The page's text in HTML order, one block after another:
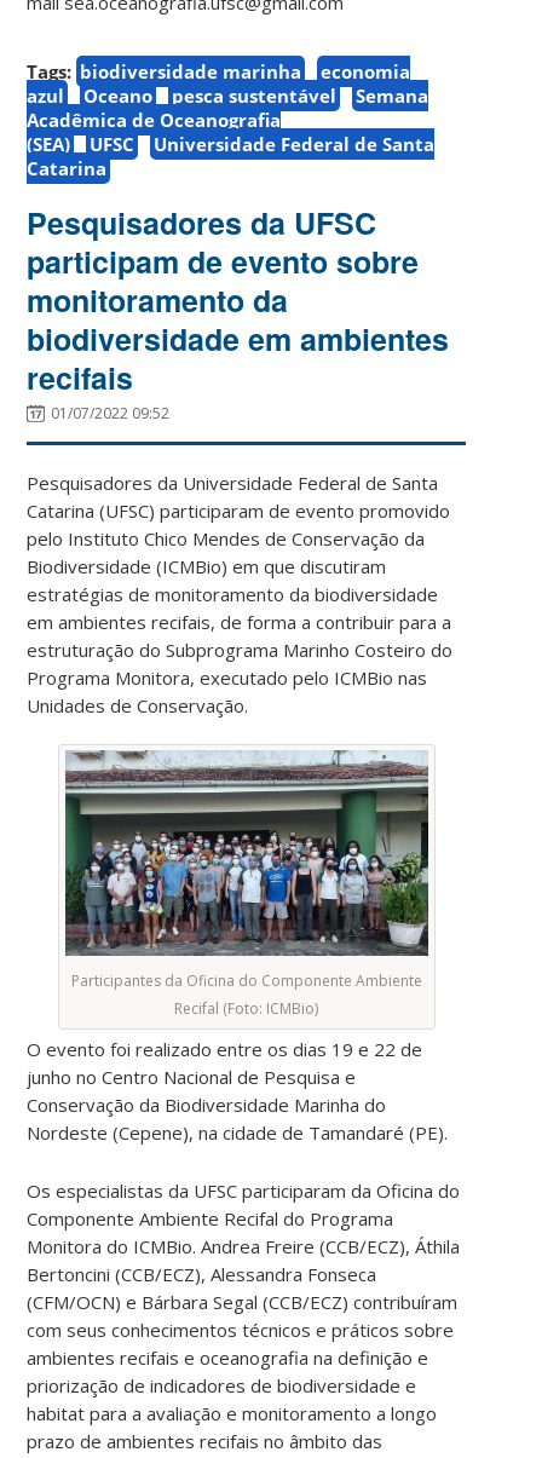
Tags: biodiversidade marinha
economia
azul
Oceano pesca sustentável
Semana
Acadêmica de Oceanografia
(SEA)
UFSC
Universidade Federal de Santa
Catarina
Pesquisadores da UFSC
participam de evento sobre
monitoramento da
biodiversidade em ambientes
recifais
01/07/2022 09:52
Pesquisadores da Universidade Federal de Santa
Catarina (UFSC) participaram de evento promovido
pelo Instituto Chico Mendes de Conservação da
Biodiversidade (ICMBio) em que discutiram
estratégias de monitoramento da biodiversidade
em ambientes recifais, de forma a contribuir para a
estruturação do Subprograma Marinho Costeiro do
Programa Monitora, executado pelo ICMBio nas
Unidades de Conservação.
Participantes da Oficina do Componente Ambiente
Recifal (Foto: ICMBio)
O evento foi realizado entre os dias 19 e 22 de
junho no Centro Nacional de Pesquisa e
Conservação da Biodiversidade Marinha do
Nordeste (Cepene), na cidade de Tamandaré (PE).
Os especialistas da UFSC participaram da Oficina do
Componente Ambiente Recifal do Programa
Monitora do ICMBio. Andrea Freire (CCB/ECZ), Áthila
Bertoncini (CCB/ECZ), Alessandra Fonseca
(CFM/OCN) e Bárbara Segal (CCB/ECZ) contribuíram
com seus conhecimentos técnicos e práticos sobre
ambientes recifais e oceanografia na definição e
priorização de indicadores de biodiversidade e
habitat para a avaliação e monitoramento a longo
prazo de ambientes recifais no âmbito das